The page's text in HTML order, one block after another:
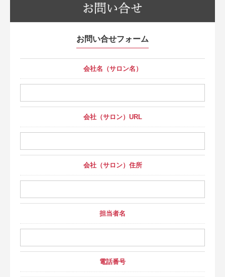
お問い合せフォーム
会社名（サロン名）
会社（サロン）URL
会社（サロン）住所
担当者名
電話番号